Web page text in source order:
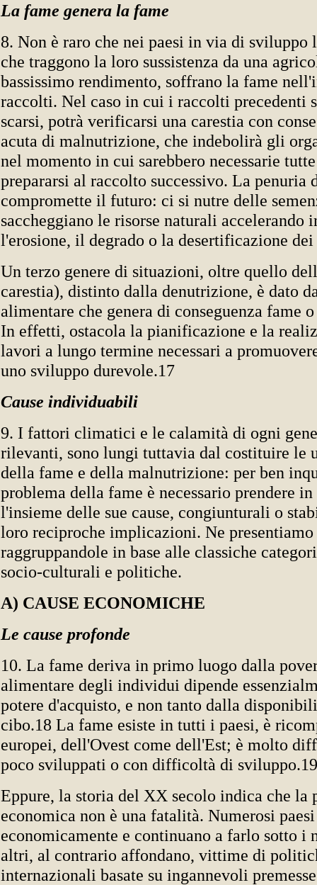
La fame genera la fame
8. Non è raro che nei paesi in via di sviluppo
che traggono la loro sussistenza da una
bassissimo rendimento, soffrano la fame
raccolti. Nel caso in cui i raccolti precedenti
scarsi, potrà verificarsi una carestia con
acuta di malnutrizione, che indebolirà gli
nel momento in cui sarebbero necessarie
prepararsi al raccolto successivo. La penuria
compromette il futuro: ci si nutre delle
saccheggiano le risorse naturali accelerando
l'erosione, il degrado o la desertificazione
Un terzo genere di situazioni, oltre quello
carestia), distinto dalla denutrizione, è dato
alimentare che genera di conseguenza fame
In effetti, ostacola la pianificazione e la
lavori a lungo termine necessari a
uno sviluppo durevole.17
Cause individuabili
9. I fattori climatici e le calamità di ogni
rilevanti, sono lungi tuttavia dal costituire le
della fame e della malnutrizione: per ben
problema della fame è necessario prendere
l'insieme delle sue cause, congiunturali o
loro reciproche implicazioni. Ne
raggruppandole in base alle classiche
socio-culturali e politiche.
A) CAUSE ECONOMICHE
Le cause profonde
10. La fame deriva in primo luogo dalla
alimentare degli individui dipende
potere d'acquisto, e non tanto dalla
cibo.18 La fame esiste in tutti i paesi, è
europei, dell'Ovest come dell'Est; è molto
poco sviluppati o con difficoltà di sviluppo.19
Eppure, la storia del XX secolo indica che la
economica non è una fatalità. Numerosi
economicamente e continuano a farlo sotto i
altri, al contrario affondano, vittime di
internazionali basate su ingannevoli